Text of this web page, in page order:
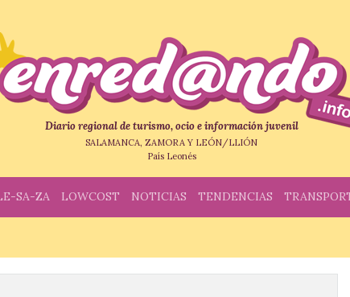
Diario regional de turismo, ocio e información juvenil
SALAMANCA, ZAMORA Y LEÓN/LLIÓN
País Leonés
SA-ZA LOWCOST NOTICIAS TENDENCIAS